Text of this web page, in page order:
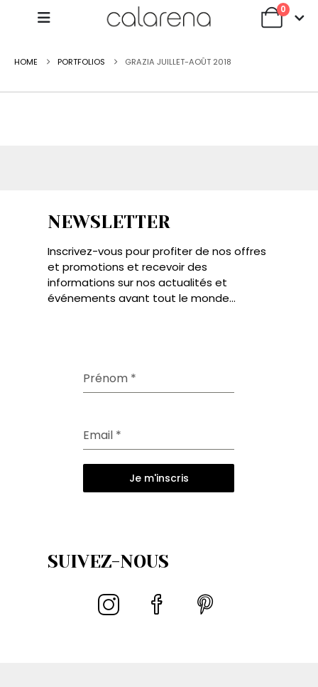
0
HOME PORTFOLIOS GRAZIA JUILLET-AOÛT 2018
NEWSLETTER
Inscrivez-vous pour profiter de nos offres
et promotions et recevoir des
informations sur nos actualités et
événements avant tout le monde...
Prénom *
Email *
Je m'inscris
SUIVEZ-NOUS